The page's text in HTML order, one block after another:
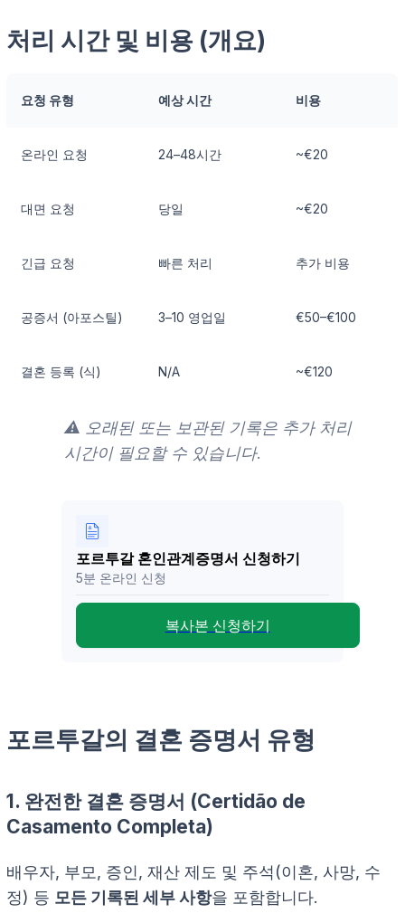
처리 시간 및 비용 (개요)
요청 유형 예상 시간 비용
온라인 요청 24–48시간 ~€20
대면 요청 당일 ~€20
긴급 요청 빠른 처리 추가 비용
공증서 (아포스틸) 3–10 영업일 €50–€100
결혼 등록 (식) N/A ~€120
⚠️ 오래된 또는 보관된 기록은 추가 처리
시간이 필요할 수 있습니다.
포르투갈 혼인관계증명서 신청하기
5분 온라인 신청
복사본 신청하기
포르투갈의 결혼 증명서 유형
1. 완전한 결혼 증명서 (Certidão de
Casamento Completa)
배우자, 부모, 증인, 재산 제도 및 주석(이혼, 사망, 수
정) 등 모든 기록된 세부 사항을 포함합니다.